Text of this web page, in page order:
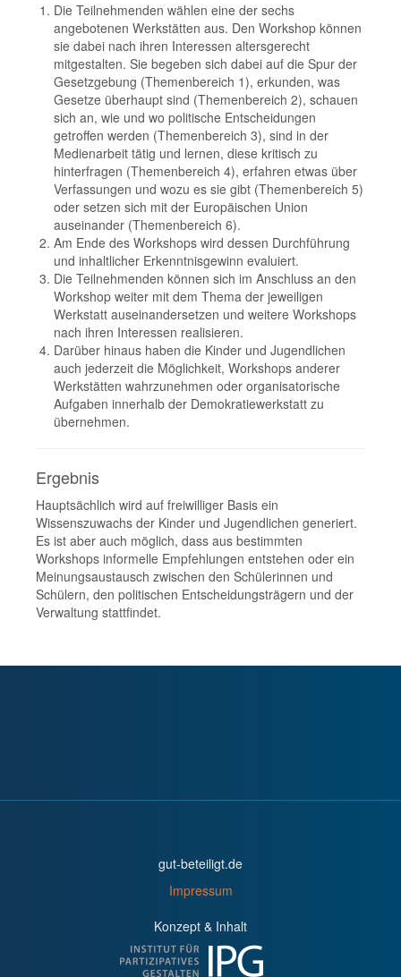
Die Teilnehmenden wählen eine der sechs
angebotenen Werkstätten aus. Den Workshop können
sie dabei nach ihren Interessen altersgerecht
mitgestalten. Sie begeben sich dabei auf die Spur der
Gesetzgebung (Themenbereich 1), erkunden, was
Gesetze überhaupt sind (Themenbereich 2), schauen
sich an, wie und wo politische Entscheidungen
getroffen werden (Themenbereich 3), sind in der
Medienarbeit tätig und lernen, diese kritisch zu
hinterfragen (Themenbereich 4), erfahren etwas über
Verfassungen und wozu es sie gibt (Themenbereich 5)
oder setzen sich mit der Europäischen Union
auseinander (Themenbereich 6).
Am Ende des Workshops wird dessen Durchführung
und inhaltlicher Erkenntnisgewinn evaluiert.
Die Teilnehmenden können sich im Anschluss an den
Workshop weiter mit dem Thema der jeweiligen
Werkstatt auseinandersetzen und weitere Workshops
nach ihren Interessen realisieren.
Darüber hinaus haben die Kinder und Jugendlichen
auch jederzeit die Möglichkeit, Workshops anderer
Werkstätten wahrzunehmen oder organisatorische
Aufgaben innerhalb der Demokratiewerkstatt zu
übernehmen.
Ergebnis
Hauptsächlich wird auf freiwilliger Basis ein
Wissenszuwachs der Kinder und Jugendlichen generiert.
Es ist aber auch möglich, dass aus bestimmten
Workshops informelle Empfehlungen entstehen oder ein
Meinungsaustausch zwischen den Schülerinnen und
Schülern, den politischen Entscheidungsträgern und der
Verwaltung stattfindet.
gut-beteiligt.de
Impressum
Konzept & Inhalt